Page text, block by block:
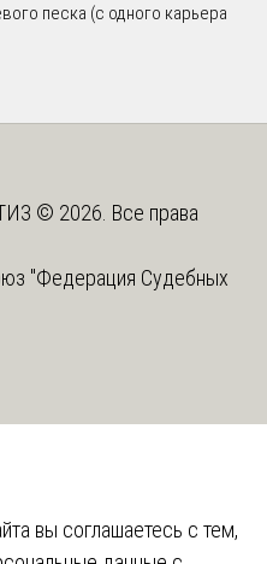
песка (с одного карьера
© 2026. Все права
"Федерация Судебных
вы соглашаетесь с тем,